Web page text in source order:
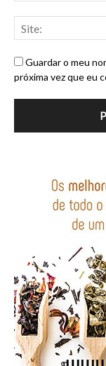
Guardar o meu
próxima vez que eu